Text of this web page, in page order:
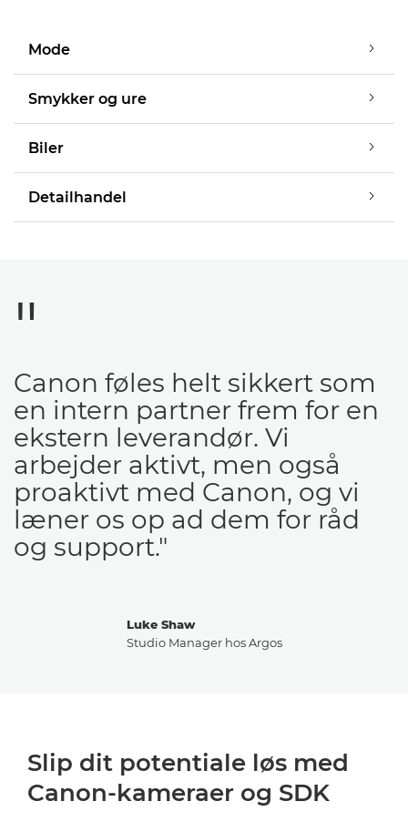
Mode
Smykker og ure
Biler
Detailhandel
Luke Shaw
Studio Manager hos Argos
Canon føles helt sikkert som
en intern partner frem for en
ekstern leverandør. Vi
arbejder aktivt, men også
proaktivt med Canon, og vi
læner os op ad dem for råd
og support."
Slip dit potentiale løs med
Canon-kameraer og SDK